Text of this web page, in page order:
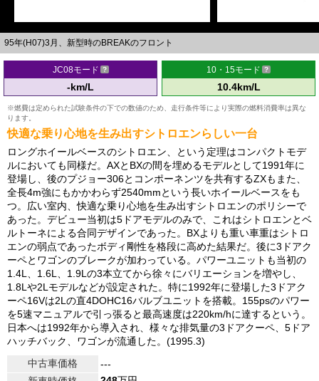
95年(H07)3月、新型時のBREAKのフロント
JC08モード
-km/L
10・15モード
10.4km/L
※燃費は定められた試験条件の下での数値のため、走行条件等により実際の燃料消費率は異な
ります。
快適な乗り心地を生み出すシトロエンらしい一台
ロングホイールベースのシトロエン、という定理はコンパクトモデ
ルにおいても同様だ。AXとBXの間を埋めるモデルとして1991年に
登場し、後のプジョー306とコンポーネンツを共有するZXもまた、
全長4m強にもかかわらず2540mmという長いホイールベースをも
つ。広い室内、快適な乗り心地を生み出すシトロエンのポリシーで
あった。デビュー当初は5ドアモデルのみで、これはシトロエンとベ
ルトーネによる合同デザインであった。BXよりも重い車重はシトロ
エンの弱点であったボディ剛性を格段に高めた結果だ。後に3ドアク
ーペとワゴンのブレークが加わっている。パワーユニットも当初の
1.4L、1.6L、1.9Lの3本立てから徐々にバリエーションを増やし、
1.8Lや2Lモデルなどが設定された。特に1992年に登場した3ドアク
ーペ16Vは2Lの直4DOHC16バルブユニットを搭載。155psのパワー
を5速マニュアルで引っ張ると最高速度は220km/hに達するという。
日本へは1992年から導入され、様々な排気量の3ドアクーペ、5ドア
ハッチバック、ワゴンが流通した。(1995.3)
中古車価格
---